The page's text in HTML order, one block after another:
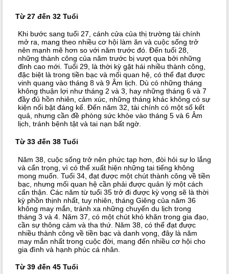
Từ 27 đến 32 Tuổi
Khi bước sang tuổi 27, cánh cửa của thị trường tài chính
mở ra, mang theo nhiều cơ hội làm ăn và cuộc sống trở
nên mạnh mẽ hơn so với năm trước đó. Đến tuổi 28,
những thành công của năm trước bị vượt qua bởi những
đỉnh cao mới. Tuổi 29, là thời kỳ gặt hái nhiều thành công,
đặc biệt là trong tiền bạc và mối quan hệ, có thể đạt được
vinh quang vào tháng 8 và 9 Âm lịch. Dù có những tháng
không thuận lợi như tháng 2 và 3, hay những tháng 6 và 7
đầy đủ hồn nhiên, cảm xúc, những tháng khác không có sự
kiện nổi bật đáng kể. Đến năm 32, tài chính có một số kết
quả, nhưng cần đề phòng sức khỏe vào tháng 5 và 6 Âm
lịch, tránh bệnh tật và tai nạn bất ngờ.
Từ 33 đến 38 Tuổi
Năm 38, cuộc sống trở nên phức tạp hơn, đòi hỏi sự lo lắng
và cẩn trọng, vì có thể xuất hiện những tai tiếng không
mong muốn. Tuổi 34, đạt được một chút thành công về tiền
bạc, nhưng mối quan hệ cần phải được quản lý một cách
cẩn thận. Các năm từ tuổi 35 trở đi được kỳ vọng sẽ là thời
kỳ phồn thịnh nhất, tuy nhiên, tháng Giêng của năm 36
không may mắn, tránh xa những chuyến du lịch trong
tháng 3 và 4. Năm 37, có một chút khó khăn trong gia đạo,
cần sự thông cảm và tha thứ. Năm 38, có thể đạt được
nhiều thành công về tiền bạc và danh vọng, đây là năm
may mắn nhất trong cuộc đời, mang đến nhiều cơ hội cho
gia đình và hạnh phúc cá nhân.
Từ 39 đến 45 Tuổi